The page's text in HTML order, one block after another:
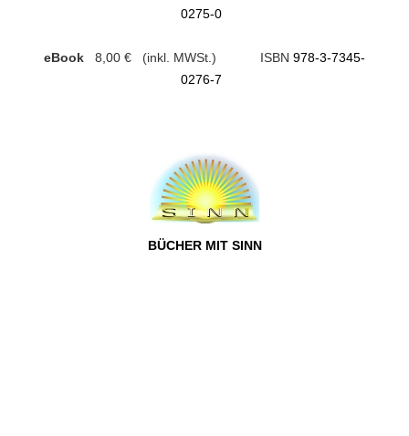
0275-0
eBook 8,00 € (inkl. MWSt.) ISBN 978-3-7345-
0276-7
BÜCHER MIT SINN